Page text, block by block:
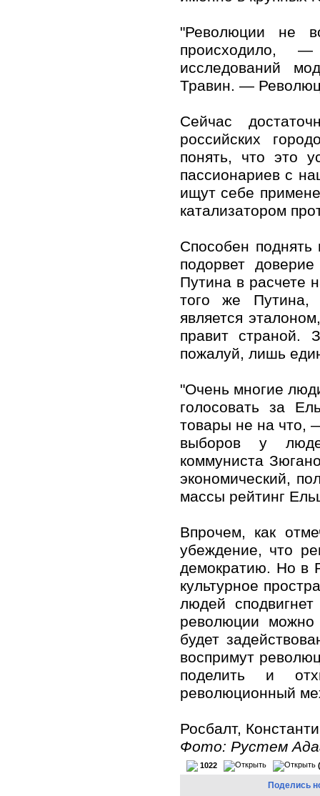
"Революции не
происходило, —
исследований
Травин. —
Сейчас
российских
понять, что это
пассионариев с
ищут себе
катализатором
Способен
подорвет
Путина в расчете
того же Путина,
является
правит страной.
пожалуй, лишь
"Очень многие
голосовать за
товары не на что,
выборов у
коммуниста
экономический,
массы рейтинг
Впрочем, как
убеждение, что
демократию. Но в
культурное
людей
революции можно
будет
воспримут
поделить и
революционный
Росбалт,
Фото: Рустем
1022
Поделись